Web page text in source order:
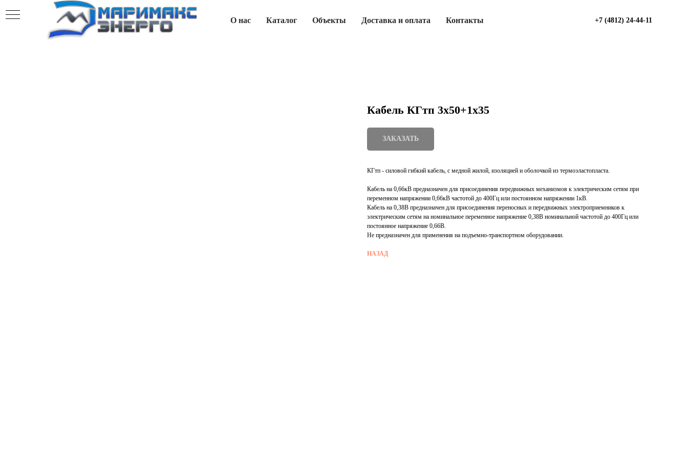
О нас Каталог Объекты Доставка и оплата Контакты +7 (4812) 24-44-11
Кабель КГтп 3х50+1х35
ЗАКАЗАТЬ
КГтп - силовой гибкий кабель, с медной жилой, изоляцией и оболочкой из термоэластопласта.
Кабель на 0,66кВ предназначен для присоединения передвижных механизмов к электрическим сетям при
переменном напряжении 0,66кВ частотой до 400Гц или постоянном напряжении 1кВ.
Кабель на 0,38В предназначен для присоединения переносных и передвижных электроприемников к
электрическим сетям на номинальное переменное напряжение 0,38В номинальной частотой до 400Гц или
постоянное напряжение 0,66В.
Не предназначен для применения на подъемно-транспортном оборудовании.
НАЗАД